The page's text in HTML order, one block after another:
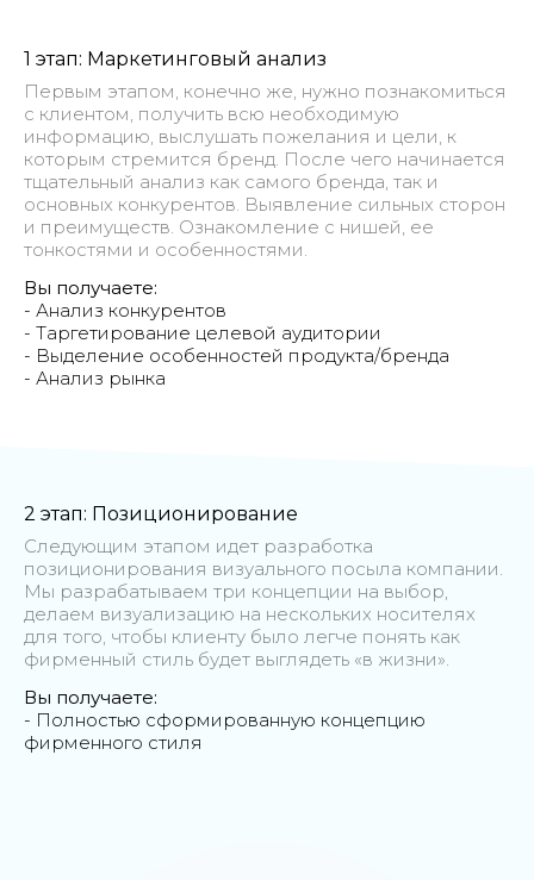
1 этап: Маркетинговый анализ
Первым этапом, конечно же, нужно познакомиться
с клиентом, получить всю необходимую
информацию, выслушать пожелания и цели, к
которым стремится бренд. После чего начинается
тщательный анализ как самого бренда, так и
основных конкурентов. Выявление сильных сторон
и преимуществ. Ознакомление с нишей, ее
тонкостями и особенностями.
Вы получаете:
- Анализ конкурентов
- Таргетирование целевой аудитории
- Выделение особенностей продукта/бренда
- Анализ рынка
2 этап: Позиционирование
Следующим этапом идет разработка
позиционирования визуального посыла компании.
Мы разрабатываем три концепции на выбор,
делаем визуализацию на нескольких носителях
для того, чтобы клиенту было легче понять как
фирменный стиль будет выглядеть «в жизни».
Вы получаете:
- Полностью сформированную концепцию
фирменного стиля